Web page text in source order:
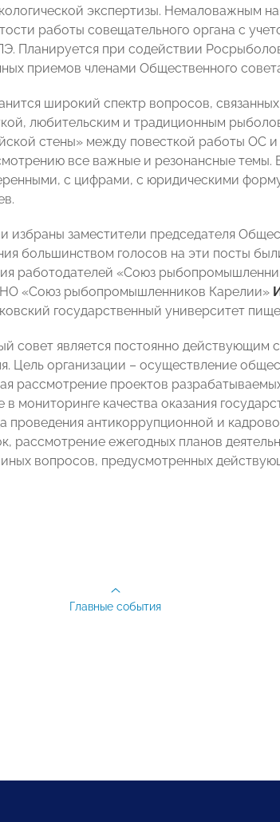
экспертизы. Немаловажным
работы совещательного органа с
Планируется при содействии
приемов членами Общественного
широкий спектр вопросов,
любительским и традиционным
стены» между повесткой работы ОС
все важные и резонансные темы.
с цифрами, с юридическими
избраны заместители председателя
большинством голосов на эти посты
работодателей «Союз
НО «Союз рыбопромышленников Карелии»
государственный университет
совет является постоянно действующим
Цель организации – осуществление
рассмотрение проектов
в мониторинге качества оказания
проведения антикоррупционной и
рассмотрение ежегодных планов
вопросов, предусмотренных
Главные события